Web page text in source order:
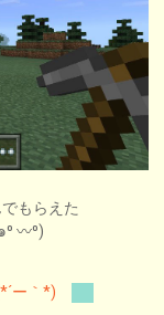
もらえた
〰⁰)
ー｀*)